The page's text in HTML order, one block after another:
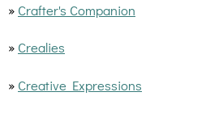
» Crafter's Companion
» Crealies
» Creative Expressions